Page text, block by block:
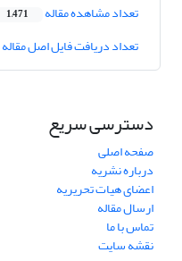
تعداد مشاهده مقاله 1,471
تعداد دریافت فایل اصل مقاله
دسترسی سریع
صفحه اصلی
درباره نشریه
اعضای هیات تحریریه
ارسال مقاله
تماس با ما
نقشه سایت